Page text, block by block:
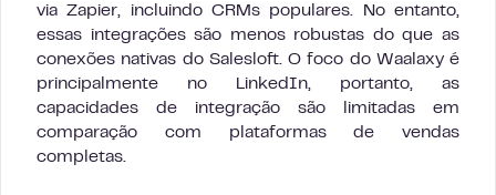
via Zapier, incluindo CRMs populares. No entanto,
essas integrações são menos robustas do que as
conexões nativas do Salesloft. O foco do Waalaxy é
principalmente no LinkedIn, portanto, as
capacidades de integração são limitadas em
comparação com plataformas de vendas
completas.